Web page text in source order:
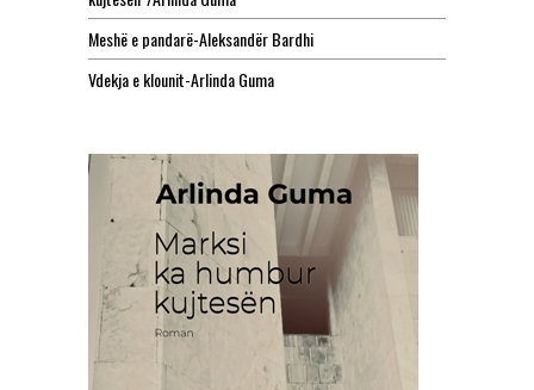
Meshë e pandarë-Aleksandër Bardhi
Vdekja e klounit-Arlinda Guma